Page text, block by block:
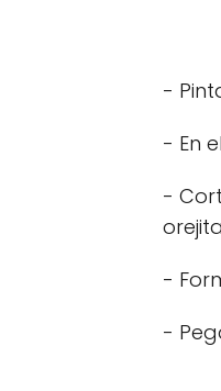
-
- En
-
-
-